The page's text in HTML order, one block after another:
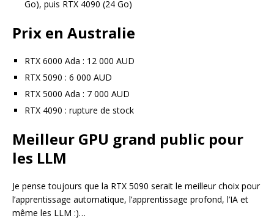
Go), puis RTX 4090 (24 Go)
Prix en Australie
RTX 6000 Ada : 12 000 AUD
RTX 5090 : 6 000 AUD
RTX 5000 Ada : 7 000 AUD
RTX 4090 : rupture de stock
Meilleur GPU grand public pour
les LLM
Je pense toujours que la RTX 5090 serait le meilleur choix pour
l’apprentissage automatique, l’apprentissage profond, l’IA et
même les LLM :)…